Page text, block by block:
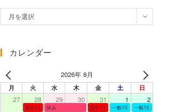
ー
イ
月を選択
カレンダー
2026年 8月
月 火 水 木 金 土 日
27 28 29 30 31 1 2
貸切11：00～12：00
休み 貸切11：00～12：00
一般10：00～19：00一般10：00～19：00